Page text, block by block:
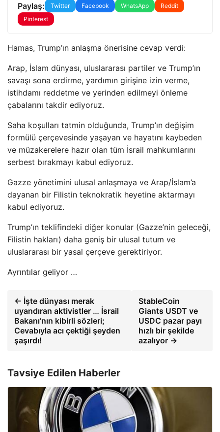
Paylaş: Twitter Facebook WhatsApp
Reddit
Pinterest
Hamas, Trump’ın anlaşma önerisine cevap verdi:
Arap, İslam dünyası, uluslararası partiler ve Trump’ın
savaşı sona erdirme, yardımın girişine izin verme,
istihdamı reddetme ve yerinden edilmeyi önleme
çabalarını takdir ediyoruz.
Saha koşulları tatmin olduğunda, Trump’ın değişim
formülü çerçevesinde yaşayan ve hayatını kaybeden
ve müzakerelere hazır olan tüm İsrail mahkumlarını
serbest bırakmayı kabul ediyoruz.
Gazze yönetimini ulusal anlaşmaya ve Arap/İslam’a
dayanan bir Filistin teknokratik heyetine aktarmayı
kabul ediyoruz.
Trump’ın teklifindeki diğer konular (Gazze’nin geleceği,
Filistin hakları) daha geniş bir ulusal tutum ve
uluslararası bir yasal çerçeve gerektiriyor.
Ayrıntılar geliyor …
← İşte dünyası merak
uyandıran aktivistler … İsrail
Bakanı’nın kibirli sözleri;
Cevabıyla acı çektiği şeyden
şaşırdı!
StableCoin
Giants USDT ve
USDC pazar payı
hızlı bir şekilde
azalıyor →
Tavsiye Edilen Haberler